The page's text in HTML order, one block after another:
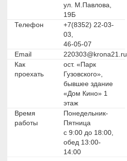
ул. М.Павлова,
19Б
Телефон
+7(8352) 22-03-
03,
46-05-07
Email
220303@krona21.ru
Как
проехать
ост. «Парк
Гузовского»,
бывшее здание
«Дом Кино» 1
этаж
Время
работы
Понедельник-
Пятница
с 9:00 до 18:00,
обед 13:00-
14:00